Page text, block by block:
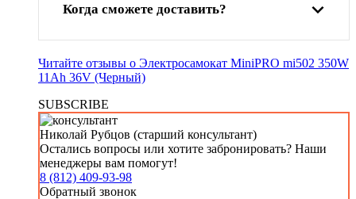
Когда сможете доставить?
Читайте отзывы о Электросамокат MiniPRO mi502 350W
11Ah 36V (Черный)
SUBSCRIBE
Николай Рубцов (старший консультант)
Остались вопросы или хотите забронировать? Наши
менеджеры вам помогут!
8 (812) 409-93-98
Обратный звонок